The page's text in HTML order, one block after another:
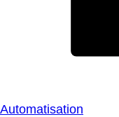
Automatisation